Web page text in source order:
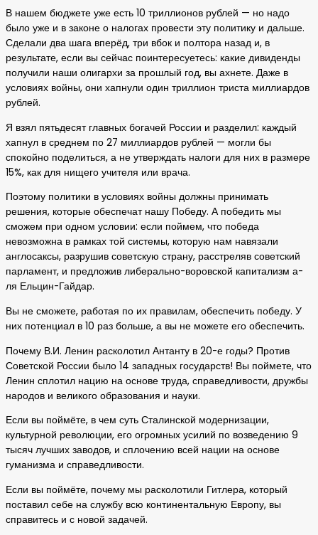
В нашем бюджете уже есть 10 триллионов рублей — но надо
было уже и в законе о налогах провести эту политику и дальше.
Сделали два шага вперёд, три вбок и полтора назад и, в
результате, если вы сейчас поинтересуетесь: какие дивиденды
получили наши олигархи за прошлый год, вы ахнете. Даже в
условиях войны, они хапнули один триллион триста миллиардов
рублей.
Я взял пятьдесят главных богачей России и разделил: каждый
хапнул в среднем по 27 миллиардов рублей — могли бы
спокойно поделиться, а не утверждать налоги для них в размере
15%, как для нищего учителя или врача.
Поэтому политики в условиях войны должны принимать
решения, которые обеспечат нашу Победу. А победить мы
сможем при одном условии: если поймем, что победа
невозможна в рамках той системы, которую нам навязали
англосаксы, разрушив советскую страну, расстреляв советский
парламент, и предложив либерально-воровской капитализм а-
ля Ельцин-Гайдар.
Вы не сможете, работая по их правилам, обеспечить победу. У
них потенциал в 10 раз больше, а вы не можете его обеспечить.
Почему В.И. Ленин расколотил Антанту в 20-е годы? Против
Советской России было 14 западных государств! Вы поймете, что
Ленин сплотил нацию на основе труда, справедливости, дружбы
народов и великого образования и науки.
Если вы поймёте, в чем суть Сталинской модернизации,
культурной революции, его огромных усилий по возведению 9
тысяч лучших заводов, и сплочению всей нации на основе
гуманизма и справедливости.
Если вы поймёте, почему мы расколотили Гитлера, который
поставил себе на службу всю континентальную Европу, вы
справитесь и с новой задачей.